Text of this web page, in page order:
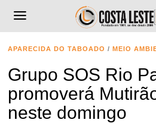
APARECIDA DO TABOADO / MEIO
Grupo SOS Rio
promoverá
neste domingo